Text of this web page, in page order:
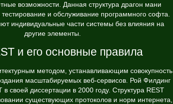
возможности. Данная структура драгон мани
тестирование и обслуживание программного софта.
индивидуальные части системы без влияния на
другие элементы.
и его основные правила
методом, устанавливающим совокупность
масштабируемых веб-сервисов. Рой Филдинг
своей диссертации в 2000 году. Структура REST
существующих протоколов и норм интернета,